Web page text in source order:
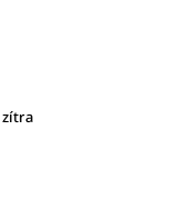
zítra